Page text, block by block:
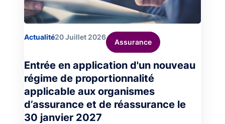
Actualité20 Juillet 2026
Assurance
Entrée en application d'un nouveau
régime de proportionnalité
applicable aux organismes
d’assurance et de réassurance le
30 janvier 2027